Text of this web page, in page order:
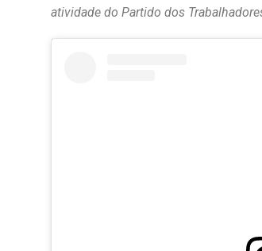
atividade do Partido dos